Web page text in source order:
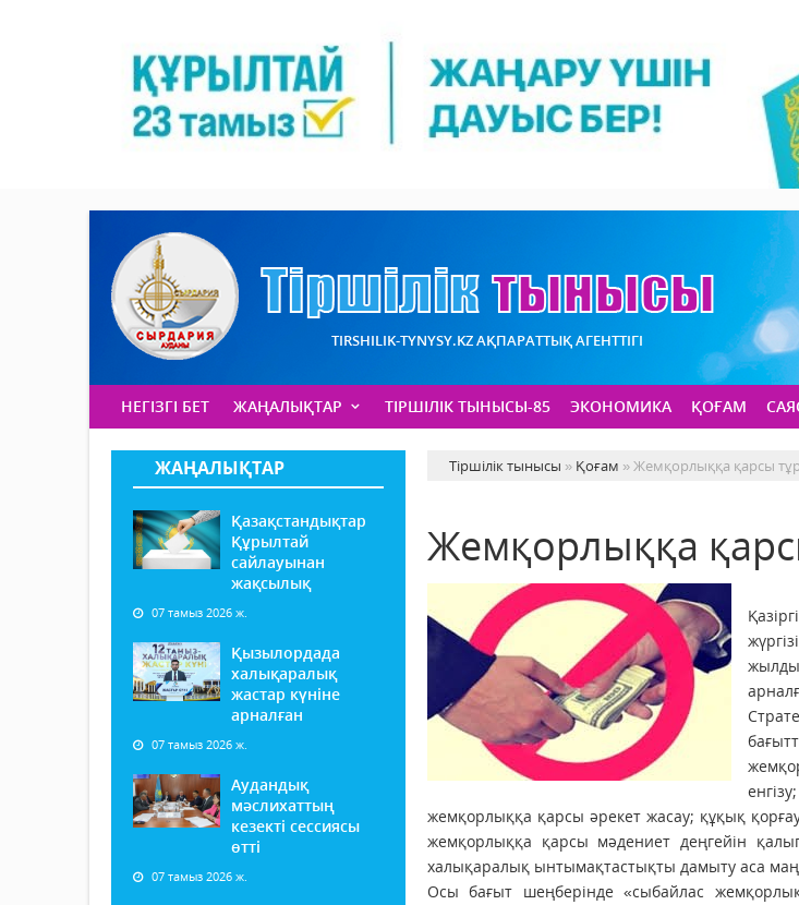
TIRSHILIK-TYNYSY.KZ АҚПАРАТТЫҚ АГЕНТТІГІ
НЕГІЗГІ БЕТ ЖАҢАЛЫҚТАР ТІРШІЛІК ТЫНЫСЫ-85 ЭКОНОМИКА ҚОҒАМ
ЖАҢАЛЫҚТАР
Қазақстандықтар
Құрылтай
сайлауынан
жақсылық
07 тамыз 2026 ж.
Қызылордада
халықаралық
жастар күніне
арналған
07 тамыз 2026 ж.
Аудандық
мәслихаттың
кезекті сессиясы
өтті
07 тамыз 2026 ж.
Тіршілік тынысы » Қоғам » Жемқорлыққа қарсы
Жемқорлыққа
жемқорлыққа қарсы әрекет жасау; құқық
жемқорлыққа қарсы мәдениет деңгейін
халықаралық ынтымақтастықты дамыту аса
Осы бағыт шеңберінде «сыбайлас